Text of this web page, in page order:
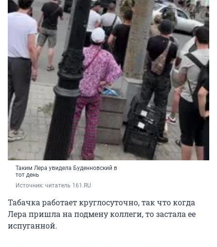
Таким Лера увидела Буденновский в
тот день
Источник: читатель 161.RU
Табачка работает круглосуточно, так что когда
Лера пришла на подмену коллеги, то застала ее
испуганной.